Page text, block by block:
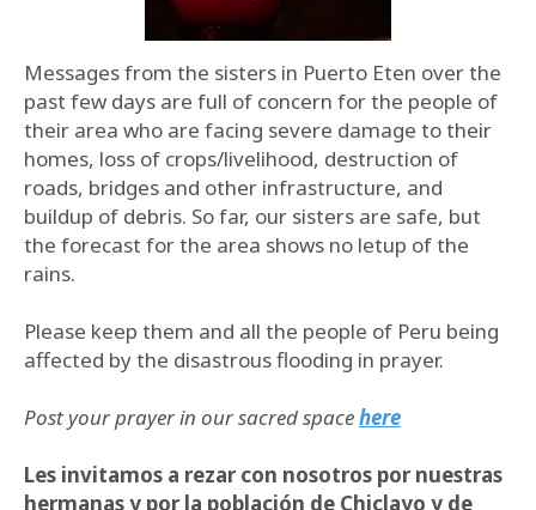
Messages from the sisters in Puerto Eten over the
past few days are full of concern for the people of
their area who are facing severe damage to their
homes, loss of crops/livelihood, destruction of
roads, bridges and other infrastructure, and
buildup of debris. So far, our sisters are safe, but
the forecast for the area shows no letup of the
rains.
Please keep them and all the people of Peru being
affected by the disastrous flooding in prayer.
Post your prayer in our sacred spacehere
Les invitamos a rezar con nosotros por nuestras
hermanas y por la población de Chiclayo y de